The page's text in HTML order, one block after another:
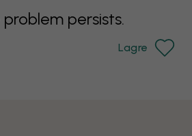
persists.
Lagre